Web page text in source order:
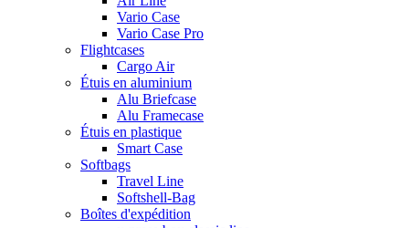
Vario Case
Vario Case Pro
Flightcases
Cargo Air
Étuis en aluminium
Alu Briefcase
Alu Framecase
Étuis en plastique
Smart Case
Softbags
Travel Line
Softshell-Bag
Boîtes d'expédition